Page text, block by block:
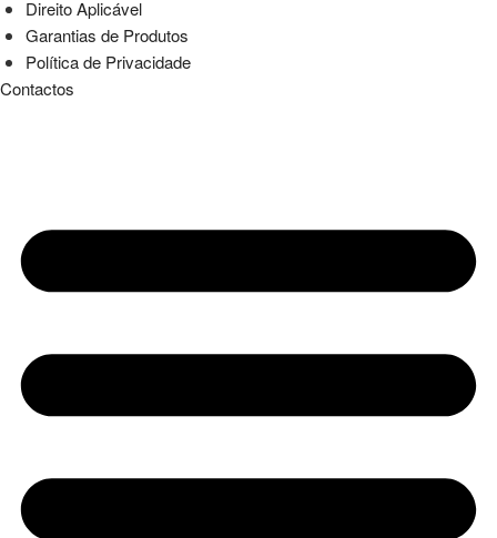
Direito Aplicável
Garantias de Produtos
Política de Privacidade
Contactos